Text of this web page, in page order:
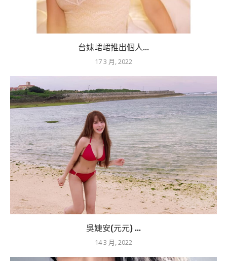
台妹峮峮推出個人...
17 3 月, 2022
吳婕安(元元) ...
14 3 月, 2022